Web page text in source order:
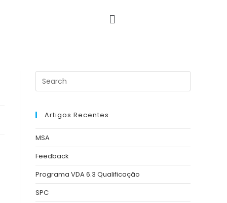
Artigos Recentes
MSA
Feedback
Programa VDA 6.3 Qualificação
SPC